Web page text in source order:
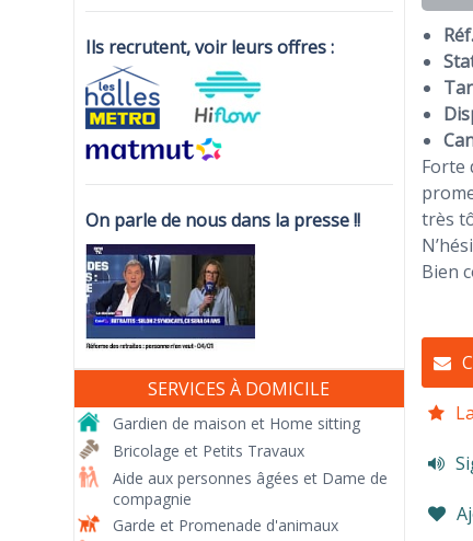
Forte
très
Bien
Ils recrutent, voir leurs offres :
On parle de nous dans la presse !!
SERVICES À DOMICILE
Gardien de maison et Home sitting
Bricolage et Petits Travaux
Aide aux personnes âgées et Dame de
compagnie
Garde et Promenade d'animaux